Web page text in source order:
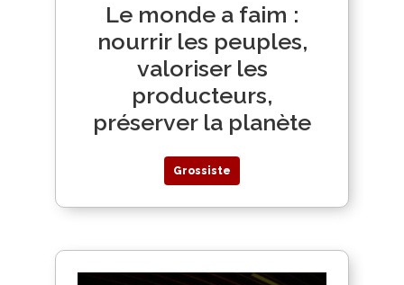
Le monde a faim :
nourrir les peuples,
valoriser les
producteurs,
préserver la planète
Grossiste